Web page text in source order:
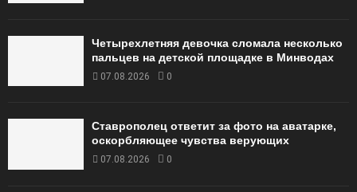
Четырехлетняя девочка сломала несколько
пальцев на детской площадке в Минводах
07.08.2026 0
Ставрополец ответит за фото на аватарке,
оскорбляющее чувства верующих
07.08.2026 0